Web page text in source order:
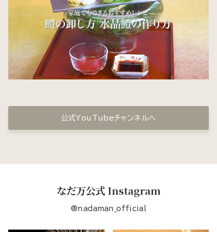
公式YouTubeチャンネルへ
なだ万公式 Instagram
@nadaman_official